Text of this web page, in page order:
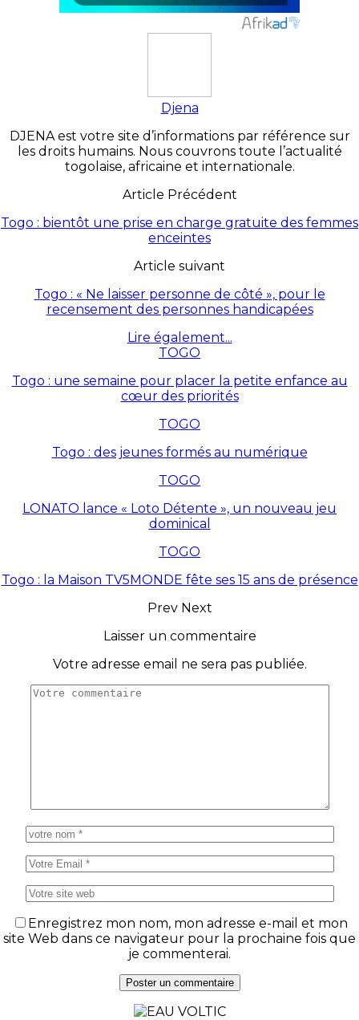
Djena
DJENA est votre site d’informations par référence sur
les droits humains. Nous couvrons toute l’actualité
togolaise, africaine et internationale.
Article Précédent
Togo : bientôt une prise en charge gratuite des femmes
enceintes
Article suivant
Togo : « Ne laisser personne de côté », pour le
recensement des personnes handicapées
Lire également...
TOGO
Togo : une semaine pour placer la petite enfance au
cœur des priorités
TOGO
Togo : des jeunes formés au numérique
TOGO
LONATO lance « Loto Détente », un nouveau jeu
dominical
TOGO
Togo : la Maison TV5MONDE fête ses 15 ans de présence
Prev Next
Laisser un commentaire
Votre adresse email ne sera pas publiée.
Enregistrez mon nom, mon adresse e-mail et mon
site Web dans ce navigateur pour la prochaine fois que
je commenterai.